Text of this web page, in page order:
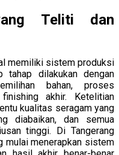
Teliti dan
memiliki sistem produksi
tahap dilakukan dengan
bahan, proses
akhir. Ketelitian
kualitas seragam yang
diabaikan, dan semua
tinggi. Di Tangerang
mulai menerapkan sistem